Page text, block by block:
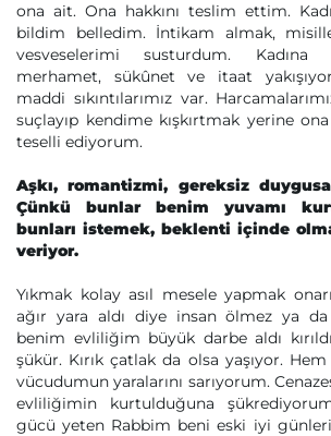
ona ait. Ona hakkını teslim ettim.
bildim belledim. İntikam almak,
vesveselerimi susturdum. Kadına
merhamet, sükûnet ve itaat
maddi sıkıntılarımız var.
suçlayıp kendime kışkırtmak yerine
teselli ediyorum.
Aşkı, romantizmi, gereksiz
Çünkü bunlar benim yuvamı
bunları istemek, beklenti içinde
veriyor.
Yıkmak kolay asıl mesele yapmak
ağır yara aldı diye insan ölmez ya
benim evliliğim büyük darbe aldı
şükür. Kırık çatlak da olsa yaşıyor.
vücudumun yaralarını sarıyorum.
evliliğimin kurtulduğuna
gücü yeten Rabbim beni eski iyi